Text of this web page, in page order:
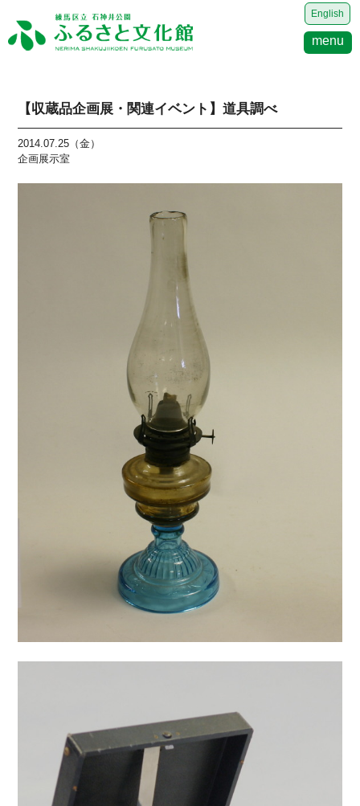
English
menu
【収蔵品企画展・関連イベント】道具調べ
2014.07.25（金）
企画展示室